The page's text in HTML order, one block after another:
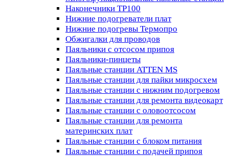
Наконечники TP100
Нижние подогреватели плат
Нижние подогревы Термопро
Обжигалки для проводов
Паяльники с отсосом припоя
Паяльники-пинцеты
Паяльные станции ATTEN MS
Паяльные станции для пайки микросхем
Паяльные станции с нижним подогревом
Паяльные станции для ремонта видеокарт
Паяльные станции с оловоотсосом
Паяльные станции для ремонта
материнских плат
Паяльные станции с блоком питания
Паяльные станции с подачей припоя